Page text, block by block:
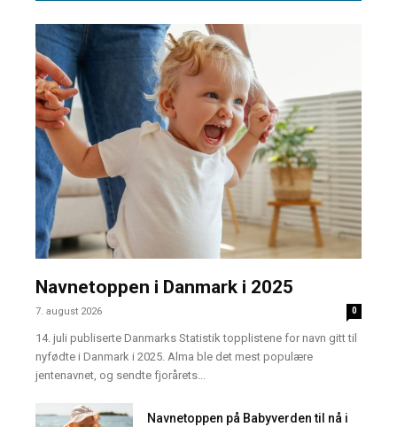
Navnetoppen i Danmark i 2025
7. august 2026 0
14. juli publiserte Danmarks Statistik topplistene for navn gitt til
nyfødte i Danmark i 2025. Alma ble det mest populære
jentenavnet, og sendte fjorårets...
Navnetoppen på Babyverden til nå i